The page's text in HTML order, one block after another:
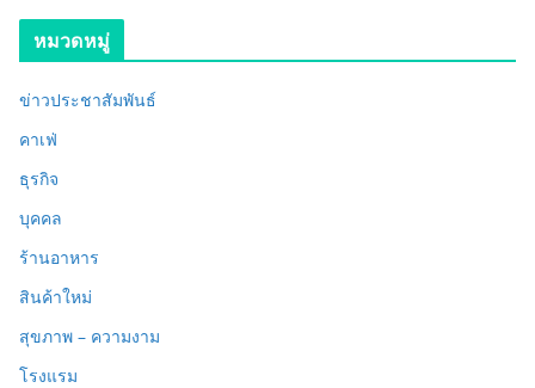
หมวดหมู่
ข่าวประชาสัมพันธ์
คาเฟ่
ธุรกิจ
บุคคล
ร้านอาหาร
สินค้าใหม่
สุขภาพ – ความงาม
โรงแรม